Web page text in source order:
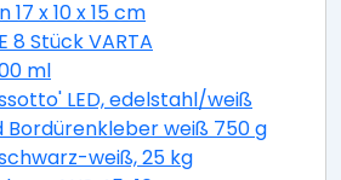
x 10 x 15 cm
8 Stück VARTA
ml
LED, edelstahl/weiß
weiß 750 g
weiß, 25 kg